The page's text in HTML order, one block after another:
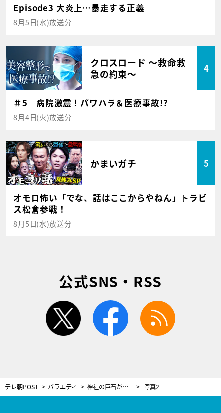
Episode3 大炎上…暴走する正義
8月5日(水)放送分
クロスロード ～救命救
急の約束～
4
＃5 病院激震！パワハラ＆医療事故!?
8月4日(火)放送分
かまいガチ 5
オモロ怖い「でな、話はここからやねん」トラビ
ス松倉参戦！
8月5日(水)放送分
公式SNS・RSS
twitter facebook
テレ朝POST バラエティ 神社の巨石が突然移動…北陸がパニックになった怪現象！渦中の“張本人”が真相を激白 写真2